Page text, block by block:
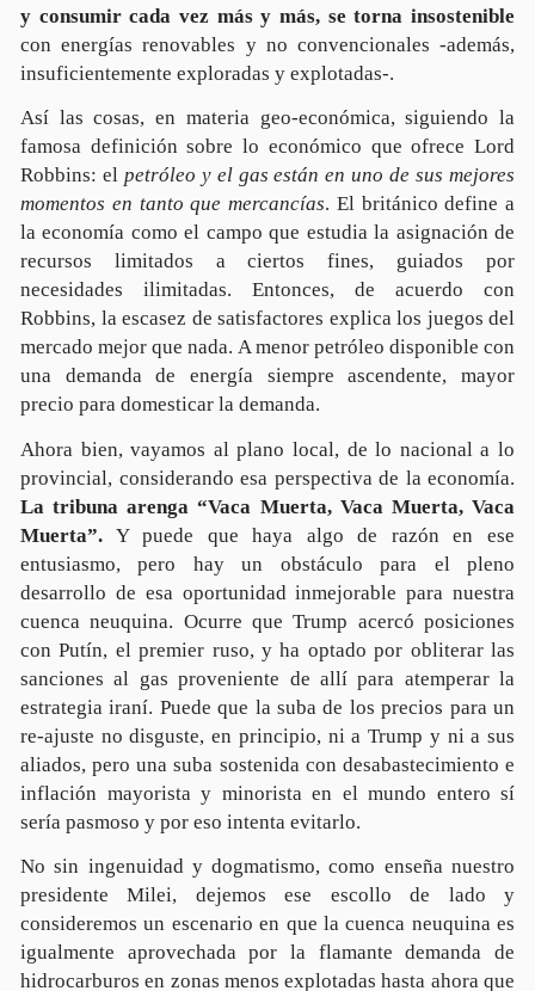
y consumir cada vez más y más, se torna insostenible
con energías renovables y no convencionales -además,
insuficientemente exploradas y explotadas-.
Así las cosas, en materia geo-económica, siguiendo la
famosa definición sobre lo económico que ofrece Lord
Robbins: el petróleo y el gas están en uno de sus mejores
momentos en tanto que mercancías. El británico define a
la economía como el campo que estudia la asignación de
recursos limitados a ciertos fines, guiados por
necesidades ilimitadas. Entonces, de acuerdo con
Robbins, la escasez de satisfactores explica los juegos del
mercado mejor que nada. A menor petróleo disponible con
una demanda de energía siempre ascendente, mayor
precio para domesticar la demanda.
Ahora bien, vayamos al plano local, de lo nacional a lo
provincial, considerando esa perspectiva de la economía.
La tribuna arenga “Vaca Muerta, Vaca Muerta, Vaca
Muerta”. Y puede que haya algo de razón en ese
entusiasmo, pero hay un obstáculo para el pleno
desarrollo de esa oportunidad inmejorable para nuestra
cuenca neuquina. Ocurre que Trump acercó posiciones
con Putín, el premier ruso, y ha optado por obliterar las
sanciones al gas proveniente de allí para atemperar la
estrategia iraní. Puede que la suba de los precios para un
re-ajuste no disguste, en principio, ni a Trump y ni a sus
aliados, pero una suba sostenida con desabastecimiento e
inflación mayorista y minorista en el mundo entero sí
sería pasmoso y por eso intenta evitarlo.
No sin ingenuidad y dogmatismo, como enseña nuestro
presidente Milei, dejemos ese escollo de lado y
consideremos un escenario en que la cuenca neuquina es
igualmente aprovechada por la flamante demanda de
hidrocarburos en zonas menos explotadas hasta ahora que